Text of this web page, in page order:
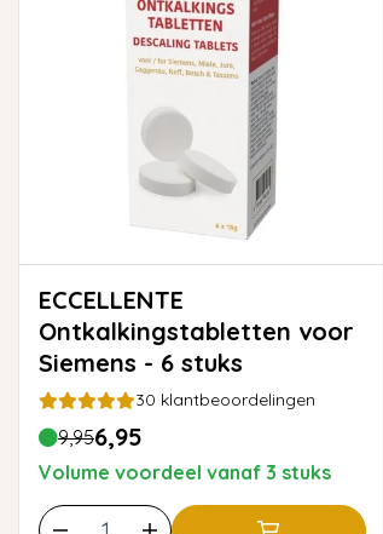
ECCELLENTE
Ontkalkingstabletten voor
Siemens - 6 stuks
30 klantbeoordelingen
9,956,95
Volume voordeel vanaf 3 stuks